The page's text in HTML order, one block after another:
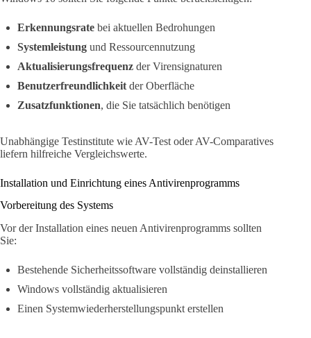
Erkennungsrate bei aktuellen Bedrohungen
Systemleistung und Ressourcennutzung
Aktualisierungsfrequenz der Virensignaturen
Benutzerfreundlichkeit der Oberfläche
Zusatzfunktionen, die Sie tatsächlich benötigen
Unabhängige Testinstitute wie AV-Test oder AV-Comparatives
liefern hilfreiche Vergleichswerte.
Installation und Einrichtung eines Antivirenprogramms
Vorbereitung des Systems
Vor der Installation eines neuen Antivirenprogramms sollten
Sie:
Bestehende Sicherheitssoftware vollständig deinstallieren
Windows vollständig aktualisieren
Einen Systemwiederherstellungspunkt erstellen